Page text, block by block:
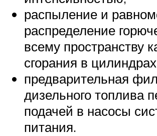
распыление и
распределение
всему пространству
сгорания в
предварительная
дизельного топлива
подачей в насосы
питания.